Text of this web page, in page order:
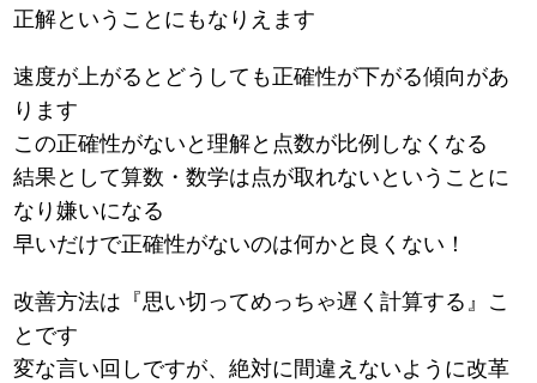
正解ということにもなりえます
速度が上がるとどうしても正確性が下がる傾向があ
ります
この正確性がないと理解と点数が比例しなくなる
結果として算数・数学は点が取れないということに
なり嫌いになる
早いだけで正確性がないのは何かと良くない！
改善方法は『思い切ってめっちゃ遅く計算する』こ
とです
変な言い回しですが、絶対に間違えないように改革